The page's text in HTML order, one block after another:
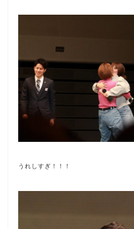
うれしすぎ！！！